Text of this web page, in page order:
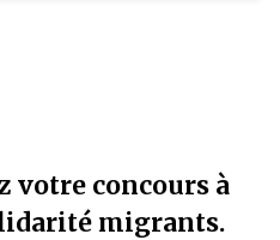
votre concours à
migrants.